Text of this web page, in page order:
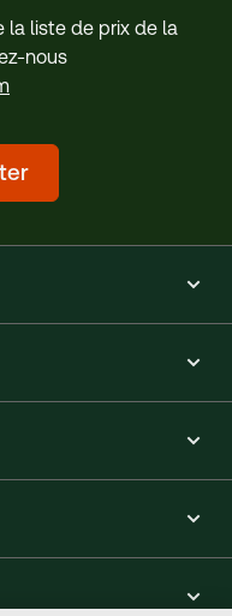
la liste de prix de la
nous